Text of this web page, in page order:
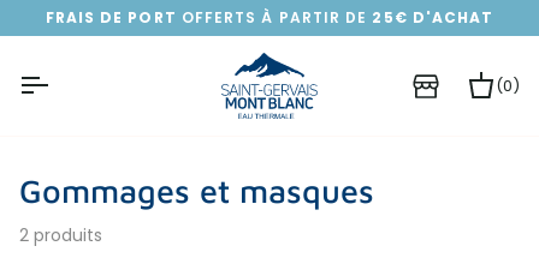
Passer
au
FRAIS DE PORT OFFERTS À PARTIR DE 25€ D'ACHAT
(0)
Gommages et masques
2 produits